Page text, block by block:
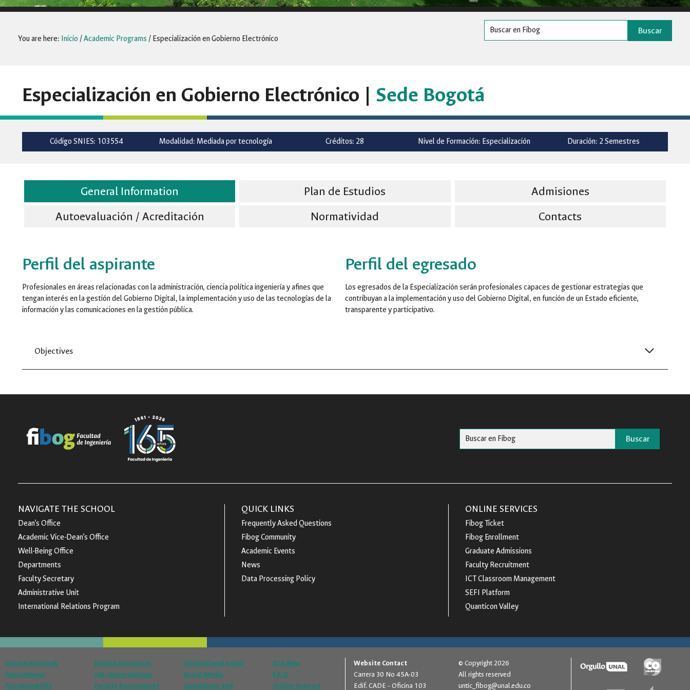
You are here: Inicio /Academic Programs / Especialización en Gobierno Electrónico
Buscar
Especialización en Gobierno Electrónico | Sede Bogotá
Código SNIES: 103554 Modalidad: Mediada por tecnología Créditos: 28 Nivel de Formación: Especialización Duración: 2 Semestres
General Information Plan de Estudios
Admisiones
Autoevaluación / Acreditación
Normatividad Contacts
Perfil del aspirante
Profesionales en áreas relacionadas con la administración, ciencia política ingeniería y afines que
tengan interés en la gestión del Gobierno Digital, la implementación y uso de las tecnologías de la
información y las comunicaciones en la gestión pública.
Perfil del egresado
Los egresados de la Especialización serán profesionales capaces de gestionar estrategias que
contribuyan a la implementación y uso del Gobierno Digital, en función de un Estado eficiente,
transparente y participativo.
Objectives
Buscar
NAVIGATE THE SCHOOL
Dean’s Office
Academic Vice-Dean’s Office
Well-Being Office
Departments
Faculty Secretary
Administrative Unit
International Relations Program
QUICK LINKS
Frequently Asked Questions
Fibog Community
Academic Events
News
Data Processing Policy
ONLINE SERVICES
Fibog Ticket
Fibog Enrollment
Graduate Admissions
Faculty Recruitment
ICT Classroom Management
SEFI Platform
Quanticon Valley
Legal Framework
Recruitment
Accountability
Human Resources
Job Opportunities
Faculty Recruitment
Institutional Email
Social Media
Complaints and
Site Map
F.A.Q
Online Support
Website Contact
Carrera 30 No 45A-03
Edif. CADE - Oficina 103
© Copyright 2026
All rights reserved
untic_fibog@unal.edu.co